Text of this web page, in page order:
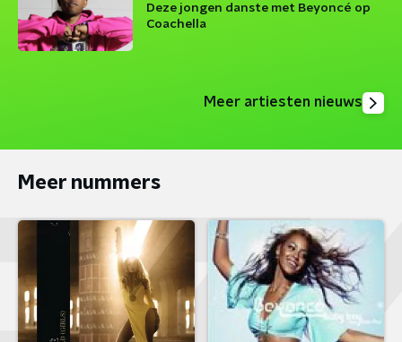
Deze jongen danste met Beyoncé op
Coachella
Meer artiesten nieuws
Meer nummers